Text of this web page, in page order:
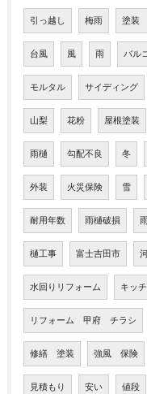
引っ越し 梅雨 塗装
台風 風 雨 バル
モルタル サイディング
山梨 花粉 屋根塗装
雨樋 勾配不良 冬
外装 火災保険 雪
耐用年数 雨樋破損
樋工事 富士吉田市
水回りリフォーム キッ
リフォーム 甲府 チラシ
修繕 塗装 強風 保険
見積もり 安い 値段